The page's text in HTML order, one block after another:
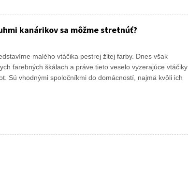
kanárikov sa môžme stretnúť?
malého vtáčika pestrej žltej farby. Dnes však
farebných škálach a práve tieto veselo vyzerajúce vtáčiky
Sú vhodnými spoločníkmi do domácností, najmä kvôli ich